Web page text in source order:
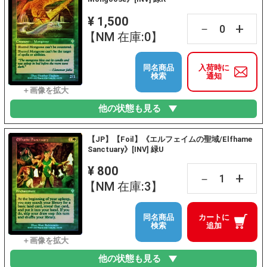
¥ 1,500
【NM 在庫:0】
－ +
入荷時に
通知
同名商品
検索
他の状態も見る
【JP】【Foil】《エルフェイムの聖域/Elfhame
Sanctuary》[INV] 緑U
¥ 800
【NM 在庫:3】
－ +
カートに
追加
同名商品
検索
他の状態も見る